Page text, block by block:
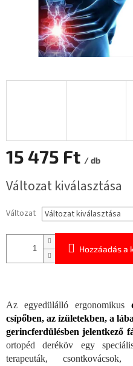
15 475 Ft / db
Változat kiválasztása
Változat
Hozzáadás a
Az egyedülálló ergonomikus
csípőben, az ízületekben, a
gerincferdülésben jelentkező
ortopéd deréköv egy
terapeuták,